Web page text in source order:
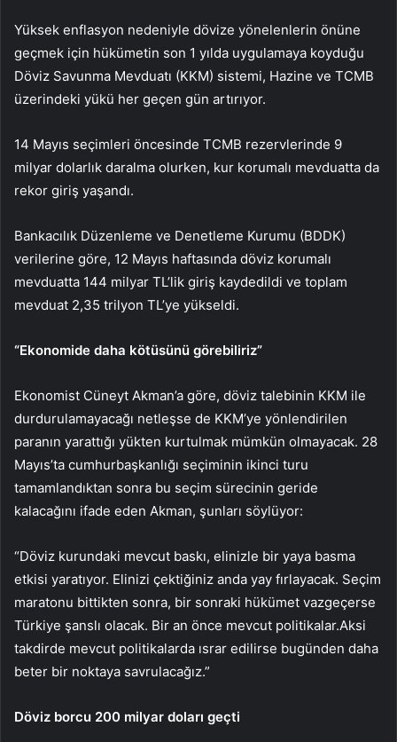
Yüksek enflasyon nedeniyle dövize yönelenlerin önüne
geçmek için hükümetin son 1 yılda uygulamaya koyduğu
Döviz Savunma Mevduatı (KKM) sistemi, Hazine ve TCMB
üzerindeki yükü her geçen gün artırıyor.
14 Mayıs seçimleri öncesinde TCMB rezervlerinde 9
milyar dolarlık daralma olurken, kur korumalı mevduatta da
rekor giriş yaşandı.
Bankacılık Düzenleme ve Denetleme Kurumu (BDDK)
verilerine göre, 12 Mayıs haftasında döviz korumalı
mevduatta 144 milyar TL’lik giriş kaydedildi ve toplam
mevduat 2,35 trilyon TL’ye yükseldi.
“Ekonomide daha kötüsünü görebiliriz”
Ekonomist Cüneyt Akman’a göre, döviz talebinin KKM ile
durdurulamayacağı netleşse de KKM’ye yönlendirilen
paranın yarattığı yükten kurtulmak mümkün olmayacak. 28
Mayıs’ta cumhurbaşkanlığı seçiminin ikinci turu
tamamlandıktan sonra bu seçim sürecinin geride
kalacağını ifade eden Akman, şunları söylüyor:
“Döviz kurundaki mevcut baskı, elinizle bir yaya basma
etkisi yaratıyor. Elinizi çektiğiniz anda yay fırlayacak. Seçim
maratonu bittikten sonra, bir sonraki hükümet vazgeçerse
Türkiye şanslı olacak. Bir an önce mevcut politikalar.Aksi
takdirde mevcut politikalarda ısrar edilirse bugünden daha
beter bir noktaya savrulacağız.”
Döviz borcu 200 milyar doları geçti